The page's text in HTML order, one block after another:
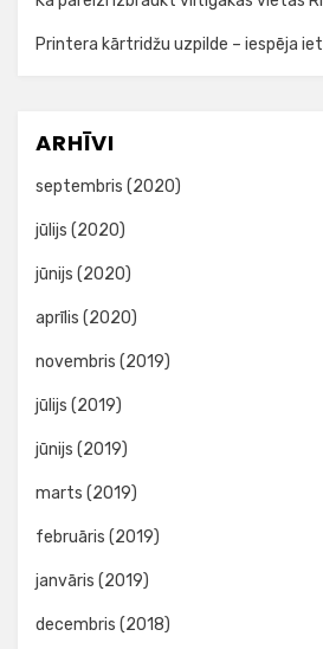
Printera kārtridžu uzpilde – iespēja
ARHĪVI
septembris (2020)
jūlijs (2020)
jūnijs (2020)
aprīlis (2020)
novembris (2019)
jūlijs (2019)
jūnijs (2019)
marts (2019)
februāris (2019)
janvāris (2019)
decembris (2018)